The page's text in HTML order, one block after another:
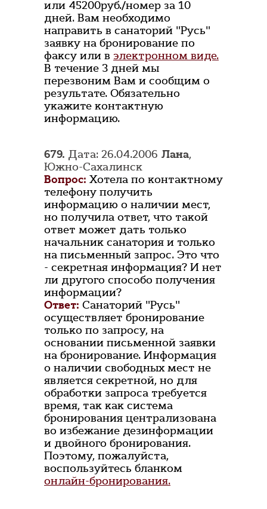
или 45200руб./номер за 10
дней. Вам необходимо
направить в санаторий "Русь"
заявку на бронирование по
факсу или в электронном виде.
В течение 3 дней мы
перезвоним Вам и сообщим о
результате. Обязательно
укажите контактную
информацию.
679. Дата: 26.04.2006 Лана,
Южно-Сахалинск
Вопрос: Хотела по контактному
телефону получить
информацию о наличии мест,
но получила ответ, что такой
ответ может дать только
начальник санатория и только
на письменный запрос. Это что
- секретная информация? И нет
ли другого способо получения
информации?
Ответ: Санаторий "Русь"
осуществляет бронирование
только по запросу, на
основании письменной заявки
на бронирование. Информация
о наличии свободных мест не
является секретной, но для
обработки запроса требуется
время, так как система
бронирования централизована
во избежание дезинформации
и двойного бронирования.
Поэтому, пожалуйста,
воспользуйтесь бланком
онлайн-бронирования.